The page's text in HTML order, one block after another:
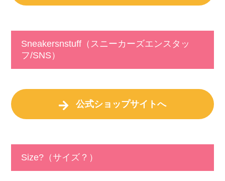
Sneakersnstuff（スニーカーズエンスタッ
フ/SNS）
公式ショップサイトへ
Size?（サイズ？）